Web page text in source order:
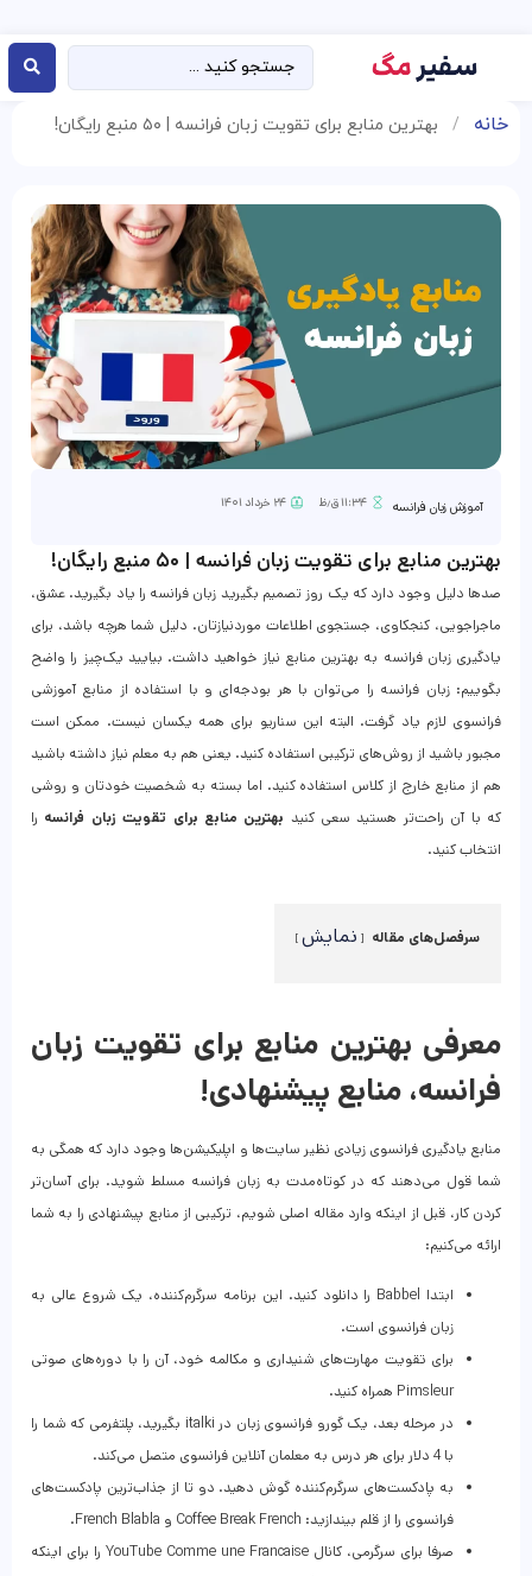
خانه / بهترین منابع برای تقویت زبان فرانسه | ۵۰ منبع رایگان!
آموزش زبان فرانسه ۱۱:۳۴ ق٫ظ ۲۴ خرداد ۱۴۰۱
بهترین منابع برای تقویت زبان فرانسه | ۵۰ منبع رایگان!
صدها دلیل وجود دارد که یک روز تصمیم بگیرید زبان فرانسه را یاد بگیرید. عشق،
ماجراجویی، کنجکاوی، جستجوی اطلاعات موردنیازتان. دلیل شما هرچه باشد، برای
یادگیری زبان فرانسه به بهترین منابع نیاز خواهید داشت. بیایید یک‌چیز را واضح
بگوییم: زبان فرانسه را می‌توان با هر بودجه‌ای و با استفاده از منابع آموزشی
فرانسوی لازم یاد گرفت. البته این سناریو برای همه یکسان نیست. ممکن است
مجبور باشید از روش‌های ترکیبی استفاده کنید. یعنی هم به معلم نیاز داشته باشید
هم از منابع خارج از کلاس استفاده کنید. اما بسته به شخصیت خودتان و روشی
که با آن راحت‌تر هستید سعی کنید بهترین منابع برای تقویت زبان فرانسه را
انتخاب کنید.
سرفصل‌های مقاله نمایش
معرفی بهترین منابع برای تقویت زبان
فرانسه، منابع پیشنهادی!
منابع یادگیری فرانسوی زیادی نظیر سایت‌ها و اپلیکیشن‌ها وجود دارد که همگی به
شما قول می‌دهند که در کوتاه‌مدت به زبان فرانسه مسلط شوید. برای آسان‌تر
کردن کار، قبل از اینکه وارد مقاله اصلی شویم، ترکیبی از منابع پیشنهادی را به شما
ارائه می‌کنیم:
ابتدا Babbel را دانلود کنید. این برنامه سرگرم‌کننده، یک شروع عالی به
زبان فرانسوی است.
برای تقویت مهارت‌های شنیداری و مکالمه خود، آن را با دوره‌های صوتی
Pimsleur همراه کنید.
در مرحله بعد، یک گورو فرانسوی زبان در italki بگیرید، پلتفرمی که شما را
با 4 دلار برای هر درس به معلمان آنلاین فرانسوی متصل می‌کند.
به پادکست‌های سرگرم‌کننده گوش دهید. دو تا از جذاب‌ترین پادکست‌های
فرانسوی را از قلم بیندازید: Coffee Break French و French Blabla.
صرفا برای سرگرمی، کانال YouTube Comme une Francaise را برای اینکه